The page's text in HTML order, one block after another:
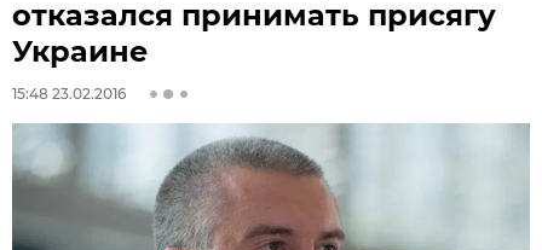
отказался принимать присягу
Украине
15:48 23.02.2016